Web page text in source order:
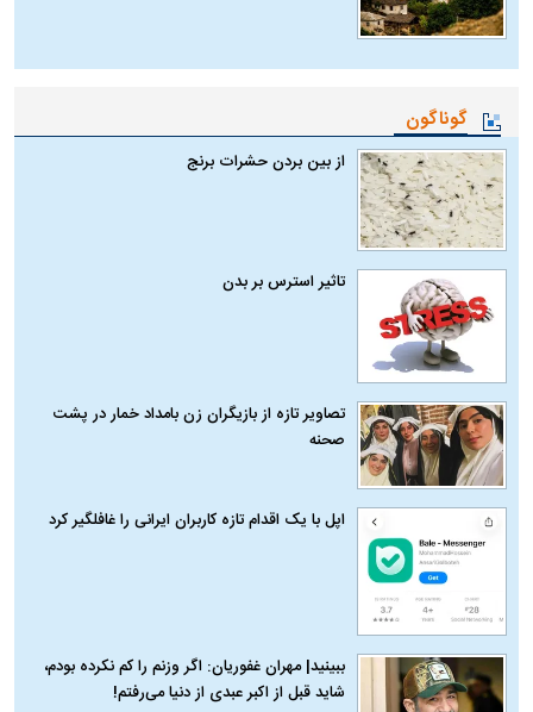
گوناگون
از بین بردن حشرات برنج
تاثیر استرس بر بدن
تصاویر تازه از بازیگران زن بامداد خمار در پشت
صحنه
اپل با یک اقدام تازه کاربران ایرانی را غافلگیر کرد
ببینید| مهران غفوریان: اگر وزنم را کم نکرده بودم،
شاید قبل از اکبر عبدی از دنیا می‌رفتم!